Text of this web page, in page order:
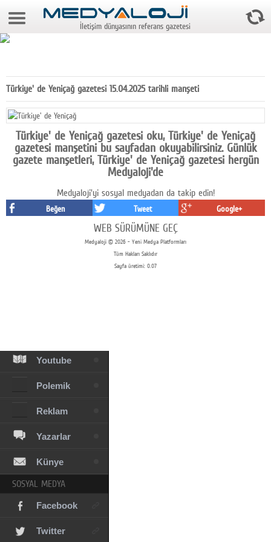
6 Ağustos 2026 10:56:53
Gazeteler
Medya
Reyting-tiraj
Televizyon
Youtube
Polemik
Reklam
Yazarlar
Künye
SOSYAL MEDYA
Facebook
Twitter
İletişim dünyasının referans gazetesi
Türkiye' de Yeniçağ gazetesi 15.04.2025 tarihli manşeti
Türkiye' de Yeniçağ gazetesi oku, Türkiye' de Yeniçağ
gazetesi manşetini bu sayfadan okuyabilirsiniz. Günlük
gazete manşetleri, Türkiye' de Yeniçağ gazetesi hergün
Medyaloji'de
Medyaloji'yi sosyal medyadan da takip edin!
Beğen Tweet Google+
WEB SÜRÜMÜNE GEÇ
Medyaloji © 2026 - Yeni Medya Platformları
Tüm Hakları Saklıdır
Sayfa üretimi: 0.07